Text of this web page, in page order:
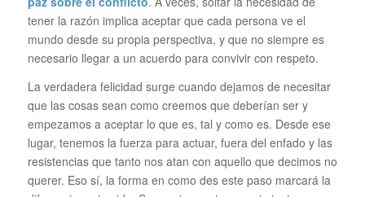
tener la razón implica aceptar que cada persona ve el
mundo desde su propia perspectiva, y que no siempre es
necesario llegar a un acuerdo para convivir con respeto.
La verdadera felicidad surge cuando dejamos de necesitar
que las cosas sean como creemos que deberían ser y
empezamos a aceptar lo que es, tal y como es. Desde ese
lugar, tenemos la fuerza para actuar, fuera del enfado y las
resistencias que tanto nos atan con aquello que decimos no
querer. Eso sí, la forma en como des este paso marcará la